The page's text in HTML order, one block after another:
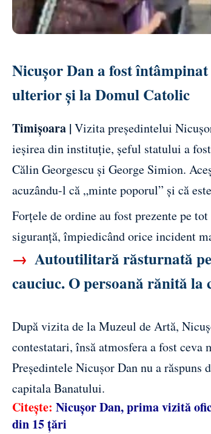
Nicușor Dan a fost
ulterior și la Domul Catolic
Timișoara | Vizita președintelui
ieșirea din instituție, șeful statului a
Călin Georgescu și George Simion.
acuzându-l că „minte poporul” și că
Forțele de ordine au fost prezente pe
siguranță, împiedicând orice incident
→ Autoutilitară răsturnată
cauciuc. O persoană rănită la
După vizita de la Muzeul de Artă,
contestatari, însă atmosfera a fost
Președintele Nicușor Dan nu a
capitala Banatului.
Citește: Nicușor Dan, prima vizită
din 15 țări